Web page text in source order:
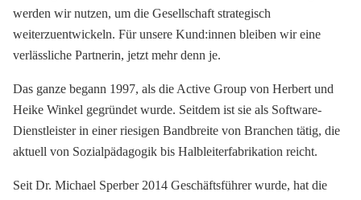
werden wir nutzen, um die Gesellschaft strategisch
weiterzuentwickeln. Für unsere Kund:innen bleiben wir eine
verlässliche Partnerin, jetzt mehr denn je.
Das ganze begann 1997, als die Active Group von Herbert und
Heike Winkel gegründet wurde. Seitdem ist sie als Software-
Dienstleister in einer riesigen Bandbreite von Branchen tätig, die
aktuell von Sozialpädagogik bis Halbleiterfabrikation reicht.
Seit Dr. Michael Sperber 2014 Geschäftsführer wurde, hat die